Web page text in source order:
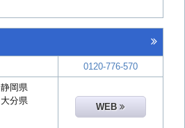
0120-776-570
静岡県
大分県
WEB